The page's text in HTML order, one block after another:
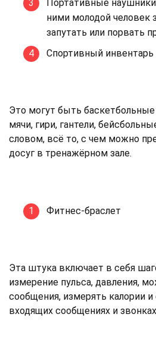
Портативные
ними молодой человек
запутать или порвать
Спортивный инвентарь
Это могут быть
мячи, гири, гантели,
словом, всё то, с чем можно
досуг в тренажёрном зале.
Фитнес-браслет
Эта штука включает в себя
измерение пульса, давления,
сообщения, измерять калории
входящих сообщениях и